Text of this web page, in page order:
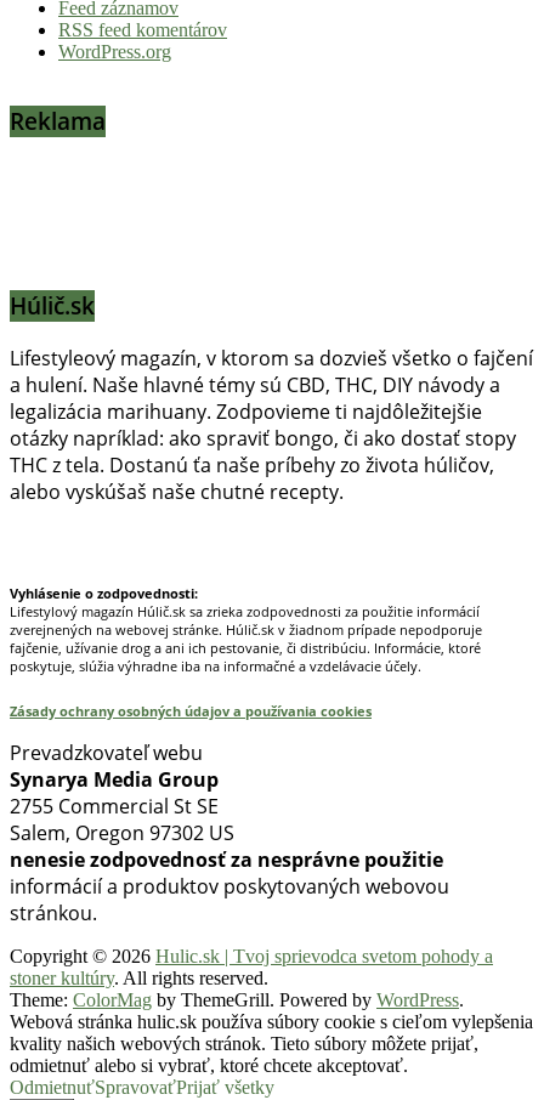
Feed záznamov
RSS feed komentárov
WordPress.org
Reklama
Húlič.sk
Lifestyleový magazín, v ktorom sa dozvieš všetko o fajčení
a hulení. Naše hlavné témy sú CBD, THC, DIY návody a
legalizácia marihuany. Zodpovieme ti najdôležitejšie
otázky napríklad: ako spraviť bongo, či ako dostať stopy
THC z tela. Dostanú ťa naše príbehy zo života húličov,
alebo vyskúšaš naše chutné recepty.
Vyhlásenie o zodpovednosti:
Lifestylový magazín Húlič.sk sa zrieka zodpovednosti za použitie informácií
zverejnených na webovej stránke. Húlič.sk v žiadnom prípade nepodporuje
fajčenie, užívanie drog a ani ich pestovanie, či distribúciu. Informácie, ktoré
poskytuje, slúžia výhradne iba na informačné a vzdelávacie účely.
Zásady ochrany osobných údajov a používania cookies
Prevadzkovateľ webu
Synarya Media Group
2755 Commercial St SE
Salem, Oregon 97302 US
nenesie zodpovednosť za nesprávne použitie
informácií a produktov poskytovaných webovou
stránkou.
Copyright © 2026 Hulic.sk | Tvoj sprievodca svetom pohody a
stoner kultúry. All rights reserved.
Theme: ColorMag by ThemeGrill. Powered by WordPress.
Webová stránka hulic.sk používa súbory cookie s cieľom vylepšenia
kvality našich webových stránok. Tieto súbory môžete prijať,
odmietnuť alebo si vybrať, ktoré chcete akceptovať.
OdmietnuťSpravovaťPrijať všetky